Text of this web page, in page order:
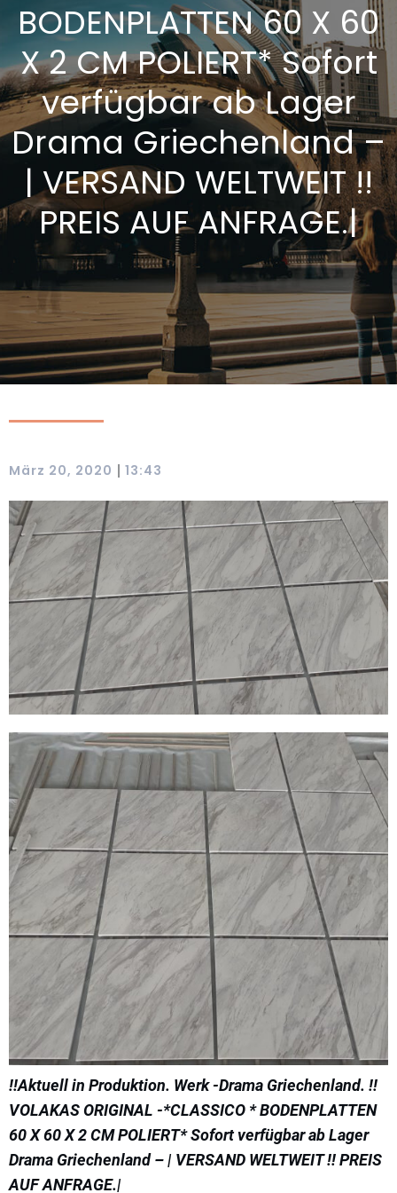
BODENPLATTEN 60 X 60
X 2 CM POLIERT* Sofort
verfügbar ab Lager
Drama Griechenland –
| VERSAND WELTWEIT !!
PREIS AUF ANFRAGE.|
März 20, 2020 | 13:43
!!Aktuell in Produktion. Werk -Drama Griechenland. !!
VOLAKAS ORIGINAL -*CLASSICO * BODENPLATTEN
60 X 60 X 2 CM POLIERT* Sofort verfügbar ab Lager
Drama Griechenland – | VERSAND WELTWEIT !! PREIS
AUF ANFRAGE.|